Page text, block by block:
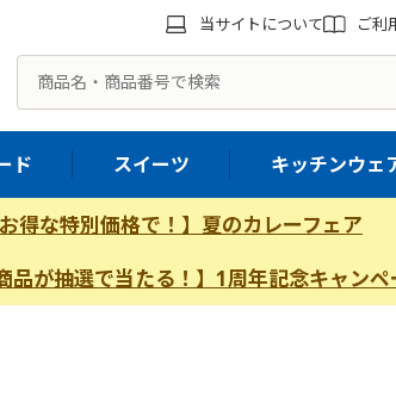
当サイトについて ご利
ド スイーツ キッチンウェ
得な特別価格で！】夏のカレーフェア
品が抽選で当たる！】1周年記念キャンペ